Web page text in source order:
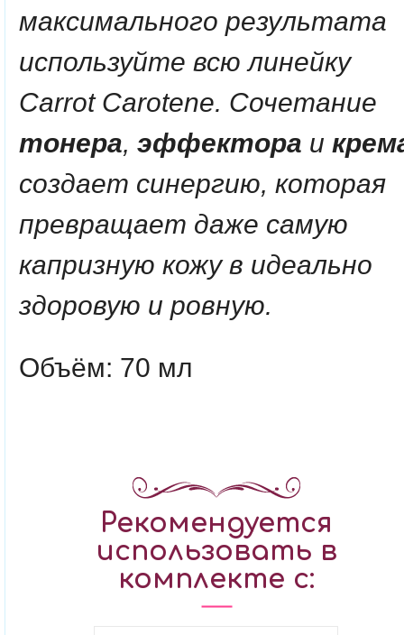
максимального результата
используйте всю линейку
Carrot Carotene. Сочетание
тонера, эффектора и
создает синергию, которая
превращает даже самую
капризную кожу в идеально
здоровую и ровную.
Объём: 70 мл
Рекомендуется
использовать в
комплекте с: